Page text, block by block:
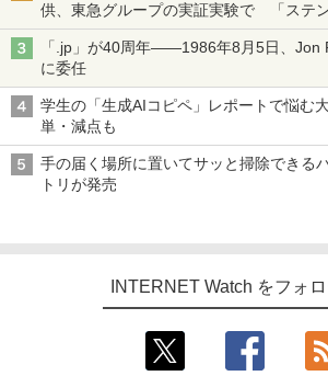
供、東急グループの実証実験で 「ステ
ル TIVIP」
「.jp」が40周年――1986年8月5日、Jon
に委任
学生の「生成AIコピペ」レポートで悩む
単・減点も
手の届く場所に置いてサッと掃除できる
トリが発売
INTERNET Watch をフォ